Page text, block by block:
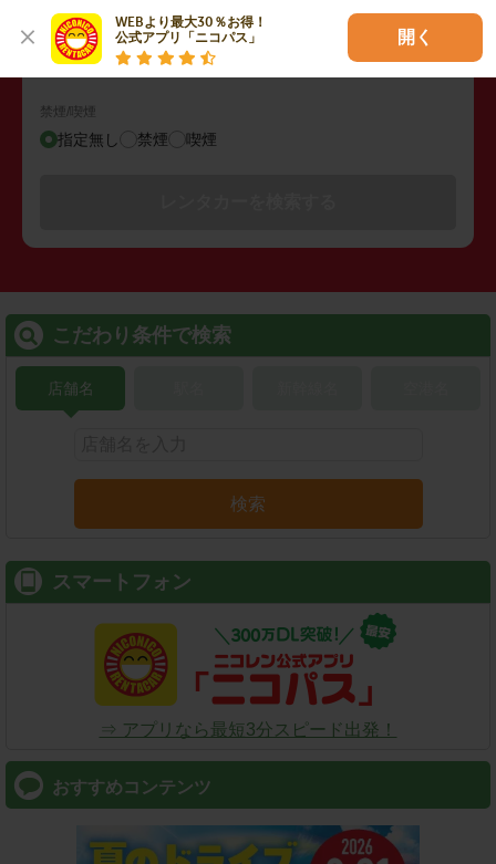
WEBより最大30％お得！
公式アプリ「ニコパス」
開く
その他の検索条件
指定なし
禁煙/喫煙
指定無し 禁煙 喫煙
こだわり条件で検索
店舗名
検索
スマートフォン
⇒ アプリなら最短3分スピード出発！
おすすめコンテンツ